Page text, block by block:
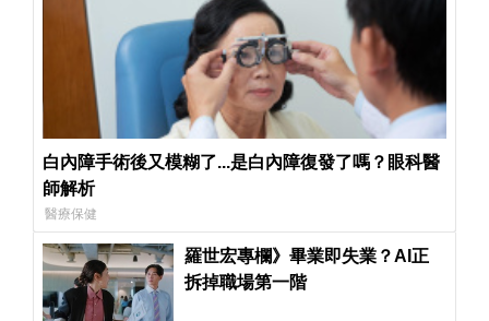
白內障手術後又模糊了...是白內障復發了嗎？眼科醫
師解析
醫療保健
羅世宏專欄》畢業即失業？AI正
拆掉職場第一階